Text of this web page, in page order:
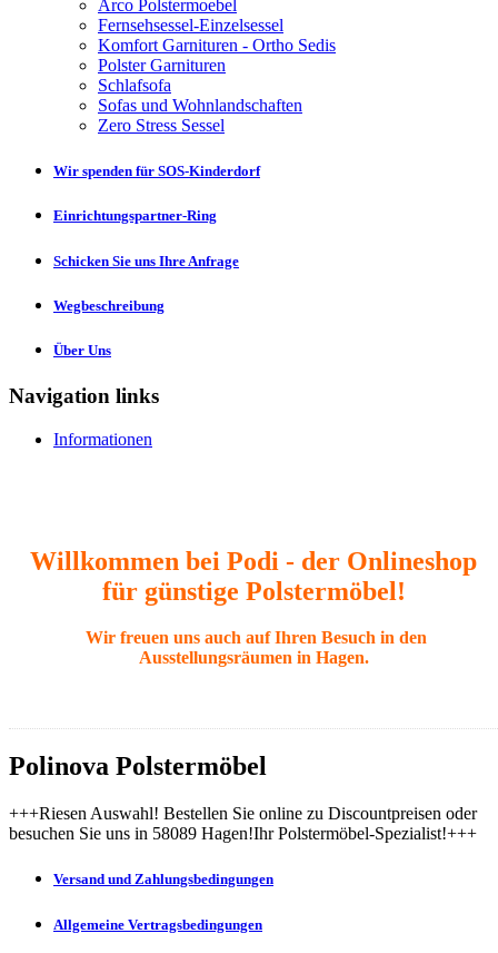
Arco Polstermoebel
Fernsehsessel-Einzelsessel
Komfort Garnituren - Ortho Sedis
Polster Garnituren
Schlafsofa
Sofas und Wohnlandschaften
Zero Stress Sessel
Wir spenden für SOS-Kinderdorf
Einrichtungspartner-Ring
Schicken Sie uns Ihre Anfrage
Wegbeschreibung
Über Uns
Navigation links
Informationen
Willkommen bei Podi - der Onlineshop
für günstige Polstermöbel!
Wir freuen uns auch auf Ihren Besuch in den
Ausstellungsräumen in Hagen.
Polinova Polstermöbel
+++Riesen Auswahl! Bestellen Sie online zu Discountpreisen oder
besuchen Sie uns in 58089 Hagen!Ihr Polstermöbel-Spezialist!+++
Versand und Zahlungsbedingungen
Allgemeine Vertragsbedingungen